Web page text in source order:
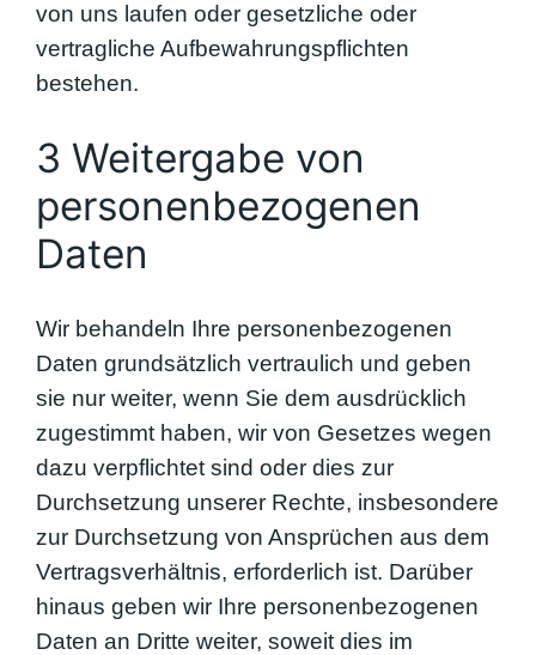
von uns laufen oder gesetzliche oder
vertragliche Aufbewahrungspflichten
bestehen.
3 Weitergabe von
personenbezogenen
Daten
Wir behandeln Ihre personenbezogenen
Daten grundsätzlich vertraulich und geben
sie nur weiter, wenn Sie dem ausdrücklich
zugestimmt haben, wir von Gesetzes wegen
dazu verpflichtet sind oder dies zur
Durchsetzung unserer Rechte, insbesondere
zur Durchsetzung von Ansprüchen aus dem
Vertragsverhältnis, erforderlich ist. Darüber
hinaus geben wir Ihre personenbezogenen
Daten an Dritte weiter, soweit dies im